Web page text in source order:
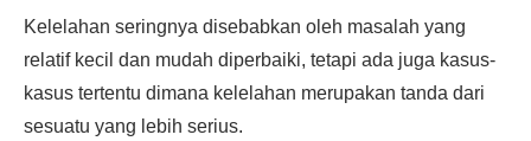
Kelelahan seringnya disebabkan oleh masalah yang
relatif kecil dan mudah diperbaiki, tetapi ada juga kasus-
kasus tertentu dimana kelelahan merupakan tanda dari
sesuatu yang lebih serius.